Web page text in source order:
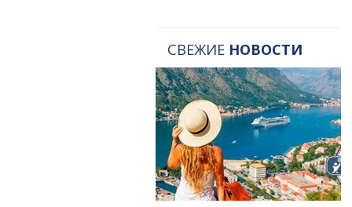
СВЕЖИЕ НОВОСТИ